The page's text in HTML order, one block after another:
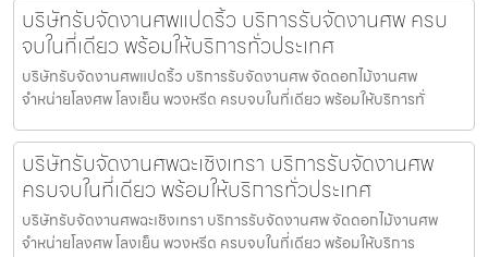
บริษัทรับจัดงานศพแปดริ้ว บริการรับจัดงานศพ ครบ
จบในที่เดียว พร้อมให้บริการทั่วประเทศ
บริษัทรับจัดงานศพแปดริ้ว บริการรับจัดงานศพ จัดดอกไม้งานศพ
จำหน่ายโลงศพ โลงเย็น พวงหรีด ครบจบในที่เดียว พร้อมให้บริการทั่
บริษัทรับจัดงานศพฉะเชิงเทรา บริการรับจัดงานศพ
ครบจบในที่เดียว พร้อมให้บริการทั่วประเทศ
บริษัทรับจัดงานศพฉะเชิงเทรา บริการรับจัดงานศพ จัดดอกไม้งานศพ
จำหน่ายโลงศพ โลงเย็น พวงหรีด ครบจบในที่เดียว พร้อมให้บริการ